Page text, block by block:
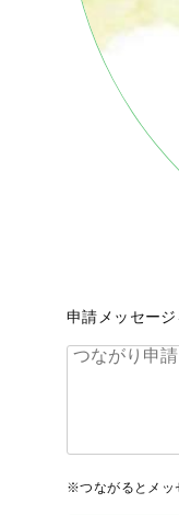
申請メッセージ
※つながるとメッ